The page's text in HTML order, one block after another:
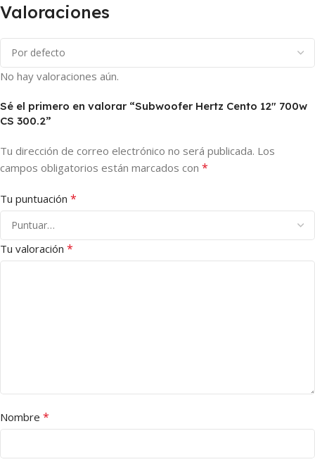
Valoraciones
No hay valoraciones aún.
Sé el primero en valorar “Subwoofer Hertz Cento 12″ 700w
CS 300.2”
Tu dirección de correo electrónico no será publicada. Los
campos obligatorios están marcados con *
Tu puntuación *
Tu valoración *
Nombre *